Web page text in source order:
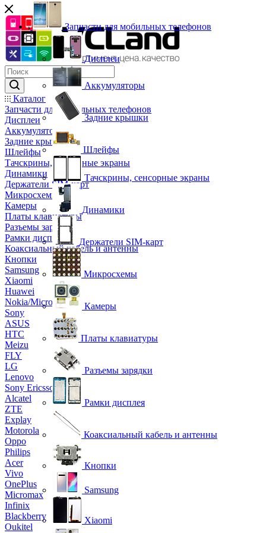
Каталог
Запчасти для мобильных телефонов
Дисплеи
Аккумуляторы
Задние крышки
Шлейфы
Тачскрины, сенсорные экраны
Динамики
Держатели SIM-карт
Микросхемы
Камеры
Платы клавиатуры
Разъемы зарядки
Рамки дисплея
Коаксиальный кабель и антенны
Кнопки
Samsung
Xiaomi
Huawei
Nokia/Microsoft
Sony
ASUS
HTC
Meizu
FLY
LG
Lenovo
Sony Ericsson
Alcatel
ZTE
Explay
Motorola
Oppo
Philips
Acer
Vivo
OnePlus
Micromax
Infinix
Blackberry
Oukitel
Запчасти для мобильных телефонов
Дисплеи
Аккумуляторы
Задние крышки
Шлейфы
Тачскрины, сенсорные экраны
Динамики
Держатели SIM-карт
Микросхемы
Камеры
Платы клавиатуры
Разъемы зарядки
Рамки дисплея
Коаксиальный кабель и антенны
Кнопки
Samsung
Xiaomi